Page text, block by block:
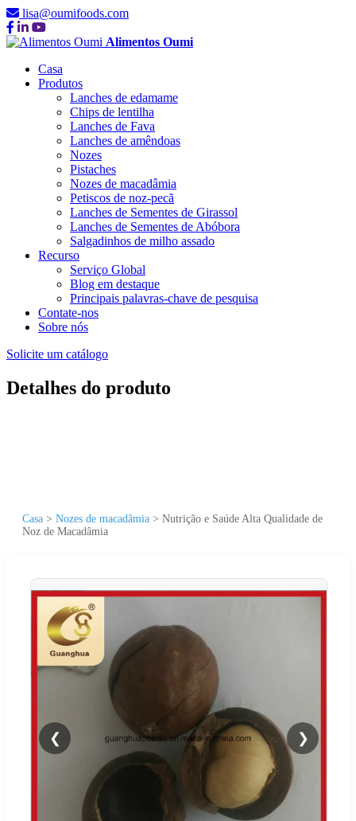
lisa@oumifoods.com
Alimentos Oumi
Casa
Produtos
Lanches de edamame
Chips de lentilha
Lanches de Fava
Lanches de amêndoas
Nozes
Pistaches
Nozes de macadâmia
Petiscos de noz-pecã
Lanches de Sementes de Girassol
Lanches de Sementes de Abóbora
Salgadinhos de milho assado
Recurso
Serviço Global
Blog em destaque
Principais palavras-chave de pesquisa
Contate-nos
Sobre nós
Solicite um catálogo
Detalhes do produto
Casa > Nozes de macadâmia > Nutrição e Saúde Alta Qualidade de
Noz de Macadâmia
❮ ❯